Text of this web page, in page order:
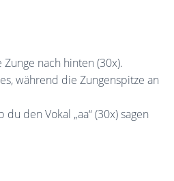
nach hinten (30x).
während die Zungenspitze an
den Vokal „aa“ (30x) sagen